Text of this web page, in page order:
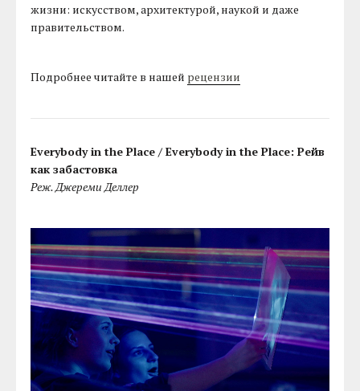
жизни: искусством, архитектурой, наукой и даже
правительством.
Подробнее читайте в нашей рецензии
Everybody in the Place / Everybody in the Place: Рейв
как забастовка
Реж. Джереми Деллер